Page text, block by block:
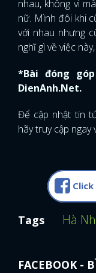
nhau, không vì
nữ. Mình đôi khi
với nhau nhưng
nghĩ gì về việc
*Bài đóng
DienAnh.Net.
Để cập nhật tin
hãy truy cập ngay
Tags Hà
FACEBOOK -